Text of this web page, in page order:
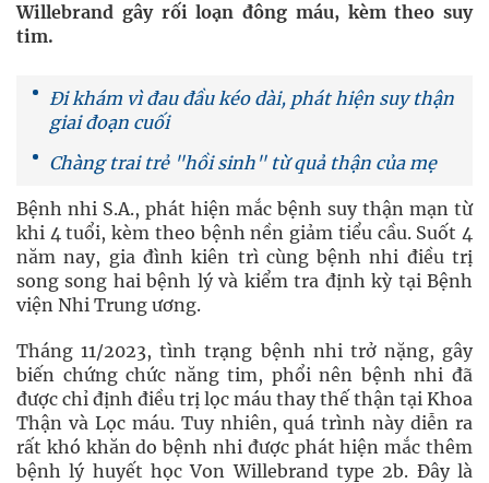
Willebrand gây rối loạn đông máu, kèm theo suy
tim.
Đi khám vì đau đầu kéo dài, phát hiện suy thận
giai đoạn cuối
Chàng trai trẻ "hồi sinh" từ quả thận của mẹ
Bệnh nhi S.A., phát hiện mắc bệnh suy thận mạn từ
khi 4 tuổi, kèm theo bệnh nền giảm tiểu cầu. Suốt 4
năm nay, gia đình kiên trì cùng bệnh nhi điều trị
song song hai bệnh lý và kiểm tra định kỳ tại Bệnh
viện Nhi Trung ương.
Tháng 11/2023, tình trạng bệnh nhi trở nặng, gây
biến chứng chức năng tim, phổi nên bệnh nhi đã
được chỉ định điều trị lọc máu thay thế thận tại Khoa
Thận và Lọc máu. Tuy nhiên, quá trình này diễn ra
rất khó khăn do bệnh nhi được phát hiện mắc thêm
bệnh lý huyết học Von Willebrand type 2b. Đây là